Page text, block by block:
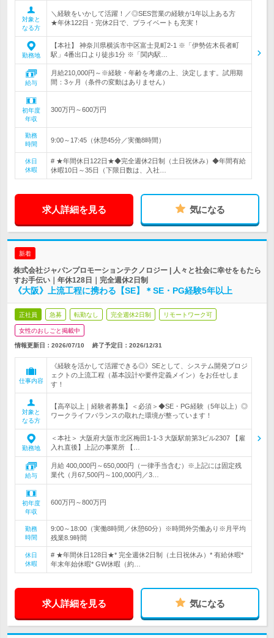
対象と
なる方
＼経験をいかして活躍！／◎SES営業の経験が1年以上ある方
★年休122日・完休2日で、プライベートも充実！
勤務地
【本社】 神奈川県横浜市中区富士見町2-1 ※「伊勢佐木長者町
駅」4番出口より徒歩1分 ※「関内駅…
給与
月給210,000円～※経験・年齢を考慮の上、決定します。試用期
間：3ヶ月（条件の変動はありません）
初年度
年収
300万円～600万円
勤務
時間
9:00～17:45（休憩45分／実働8時間）
休日
休暇
# ★年間休日122日★◆完全週休2日制（土日祝休み）◆年間有給
休暇10日～35日（下限日数は、入社…
求人詳細を見る 気になる
新着
株式会社ジャパンプロモーションテクノロジー | 人々と社会に幸せをもたら
すお手伝い｜年休128日｜完全週休2日制
《大阪》上流工程に携わる【SE】＊SE・PG経験5年以上
正社員 急募 転勤なし 完全週休2日制 リモートワーク可
女性のおしごと掲載中
情報更新日：2026/07/10 終了予定日： 2026/12/31
仕事内容
《経験を活かして活躍できる◎》SEとして、システム開発プロジ
ェクトの上流工程（基本設計や要件定義メイン）をお任せしま
す！
対象と
なる方
【高卒以上｜経験者募集】＜必須＞◆SE・PG経験（5年以上）◎
ワークライフバランスの取れた環境が整っています！
勤務地
＜本社＞ 大阪府大阪市北区梅田1-1-3 大阪駅前第3ビル2307 【雇
入れ直後】上記の事業所 【…
給与
月給 400,000円～650,000円（一律手当含む）※上記には固定残
業代（月67,500円～100,000円／3…
初年度
年収
600万円～800万円
勤務
時間
9:00～18:00（実働8時間／休憩60分）※時間外労働あり※月平均
残業8.9時間
休日
休暇
# ★年間休日128日★* 完全週休2日制（土日祝休み）* 有給休暇*
年末年始休暇* GW休暇（約…
求人詳細を見る 気になる